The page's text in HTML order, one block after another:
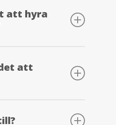
att hyra
dj utrustning.
som kan
att
är per dagshyra